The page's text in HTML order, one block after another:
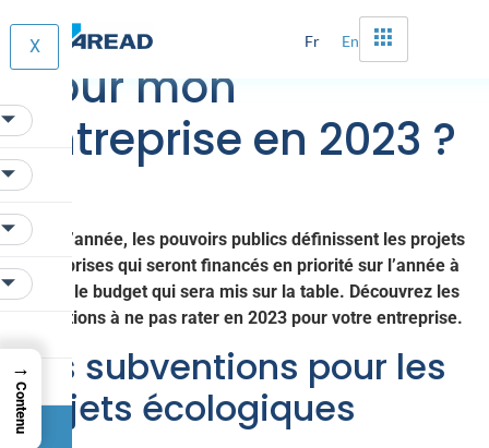
Fr En
X
Quelles subventions
pour mon
entreprise en 2023 ?
En fin d’année, les pouvoirs publics définissent les projets
d’entreprises qui seront financés en priorité sur l’année à
venir et le budget qui sera mis sur la table. Découvrez les
subventions à ne pas rater en 2023 pour votre entreprise.
Des subventions pour les
projets écologiques
→
Contenu